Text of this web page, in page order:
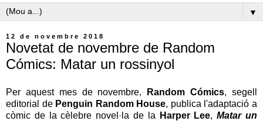
▼
12 de novembre 2018
Novetat de novembre de Random
Cómics: Matar un rossinyol
Per aquest mes de novembre, Random Cómics, segell
editorial de Penguin Random House, publica l'adaptació a
còmic de la cèlebre novel·la de la
Harper Lee,Matar un